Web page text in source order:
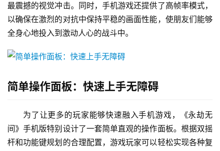
最震撼的视觉冲击。同时，手机游戏还提供了高帧率模式，
以确保在激烈的对抗中保持平稳的画面性能，使朋友们能够
全身心地投入到激动人心的战斗中。
简单操作面板：快速上手无障碍
为了让更多的玩家能够快速融入手机游戏，《永劫无
间》手机版特别设计了一套简单直观的操作面板。根据双摇
杆和功能键规划的合理配置，游戏玩家可以轻松实现各种复